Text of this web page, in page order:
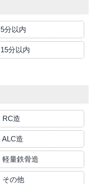
5分以内
15分以内
RC造
ALC造
軽量鉄骨造
その他